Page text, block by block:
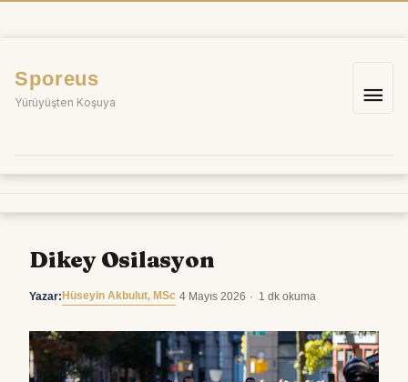
Sporeus
Yürüyüşten Koşuya
Ana
Dikey Osilasyon
Yazar: Hüseyin Akbulut, MSc 4 Mayıs 2026 1 dk okuma